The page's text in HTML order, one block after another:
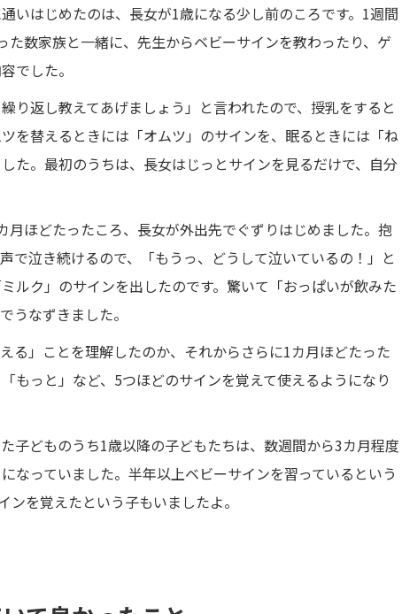
いはじめたのは、長女が1歳になる少し前のころです。1週間
た数家族と一緒に、先生からベビーサインを教わったり、ゲ
でした。
り返し教えてあげましょう」と言われたので、授乳をすると
を替えるときには「オムツ」のサインを、眠るときには「ね
た。最初のうちは、長女はじっとサインを見るだけで、自分
月ほどたったころ、長女が外出先でぐずりはじめました。抱
で泣き続けるので、「もうっ、どうして泣いているの！」と
ルク」のサインを出したのです。驚いて「おっぱいが飲みた
うなずきました。
る」ことを理解したのか、それからさらに1カ月ほどたった
もっと」など、5つほどのサインを覚えて使えるようになり
子どものうち1歳以降の子どもたちは、数週間から3カ月程度
なっていました。半年以上ベビーサインを習っているという
を覚えたという子もいましたよ。